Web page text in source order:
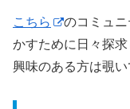
こちら
のコミュ
かすために日々探求
興味のある方は覗い